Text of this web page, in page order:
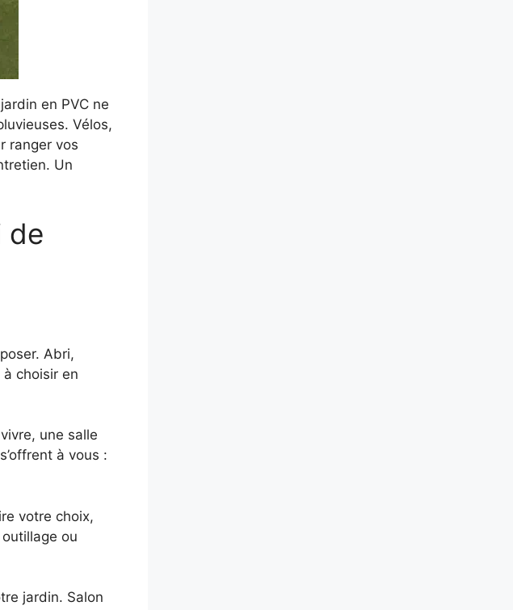
en PVC ne
Vélos,
ranger vos
Un
de
Abri,
choisir en
une salle
à vous :
votre choix,
ou
jardin. Salon